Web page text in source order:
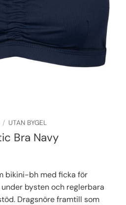
/ UTAN BYGEL
Bra Navy
bikini-bh med ficka för
bysten och reglerbara
Dragsnöre framtill som